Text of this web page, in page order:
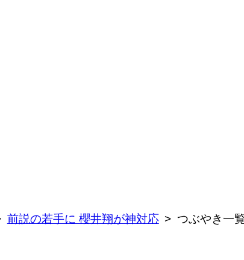
前説の若手に 櫻井翔が神対応 つぶやき一